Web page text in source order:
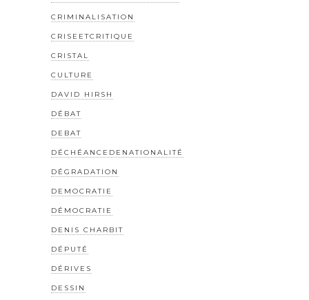
CRIMINALISATION
CRISEETCRITIQUE
CRISTAL
CULTURE
DAVID HIRSH
DÉBAT
DEBAT
DÉCHÉANCEDENATIONALITÉ
DÉGRADATION
DEMOCRATIE
DÉMOCRATIE
DENIS CHARBIT
DÉPUTÉ
DÉRIVES
DESSIN